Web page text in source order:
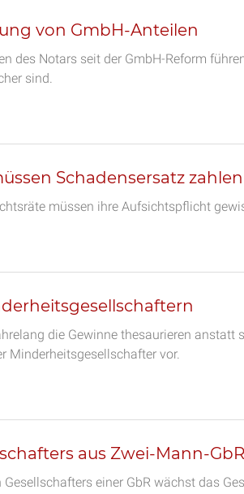
von GmbH-Anteilen
des Notars seit der GmbH-Reform
sind.
Schadensersatz zahlen
müssen ihre Aufsichtspflicht
die Gewinne thesaurieren anstatt
Minderheitsgesellschafter vor.
aus Zwei-Mann-GbR
einer GbR wächst das